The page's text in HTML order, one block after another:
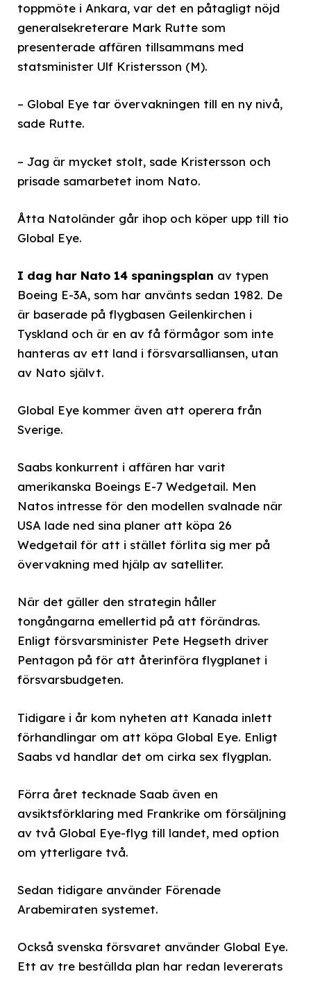
toppmöte i Ankara, var det en påtagligt nöjd
generalsekreterare Mark Rutte som
presenterade affären tillsammans med
statsminister Ulf Kristersson (M).
– Global Eye tar övervakningen till en ny nivå,
sade Rutte.
– Jag är mycket stolt, sade Kristersson och
prisade samarbetet inom Nato.
Åtta Natoländer går ihop och köper upp till tio
Global Eye.
I dag har Nato 14 spaningsplan av typen
Boeing E-3A, som har använts sedan 1982. De
är baserade på flygbasen Geilenkirchen i
Tyskland och är en av få förmågor som inte
hanteras av ett land i försvarsalliansen, utan
av Nato självt.
Global Eye kommer även att operera från
Sverige.
Saabs konkurrent i affären har varit
amerikanska Boeings E-7 Wedgetail. Men
Natos intresse för den modellen svalnade när
USA lade ned sina planer att köpa 26
Wedgetail för att i stället förlita sig mer på
övervakning med hjälp av satelliter.
När det gäller den strategin håller
tongångarna emellertid på att förändras.
Enligt försvarsminister Pete Hegseth driver
Pentagon på för att återinföra flygplanet i
försvarsbudgeten.
Tidigare i år kom nyheten att Kanada inlett
förhandlingar om att köpa Global Eye. Enligt
Saabs vd handlar det om cirka sex flygplan.
Förra året tecknade Saab även en
avsiktsförklaring med Frankrike om försäljning
av två Global Eye-flyg till landet, med option
om ytterligare två.
Sedan tidigare använder Förenade
Arabemiraten systemet.
Också svenska försvaret använder Global Eye.
Ett av tre beställda plan har redan levererats